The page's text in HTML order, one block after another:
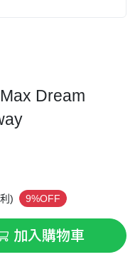
Dream
) 9%OFF
加入購物車